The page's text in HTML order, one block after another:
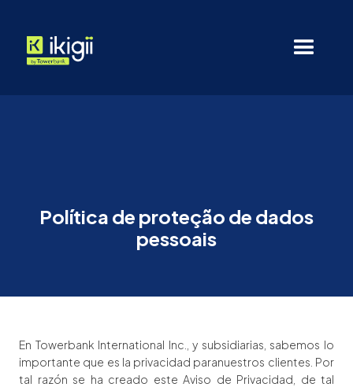
Política de proteção de dados
pessoais
En Towerbank International Inc., y subsidiarias, sabemos lo
importante que es la privacidad paranuestros clientes. Por
tal razón se ha creado este Aviso de Privacidad, de tal